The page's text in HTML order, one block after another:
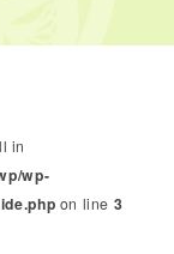
in
wp-
on line 3